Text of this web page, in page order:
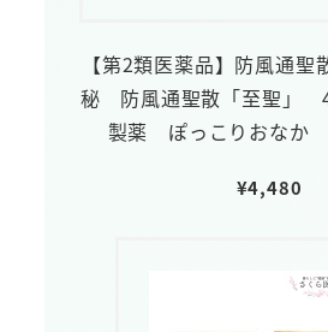
【第2類医薬品】防風通
秘 防風通聖散「至聖」
製薬 ぽっこりおなか
¥4,480